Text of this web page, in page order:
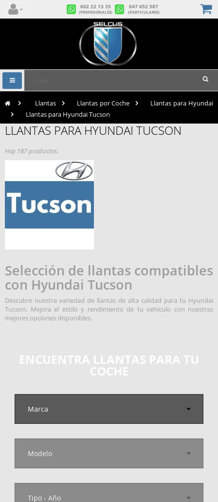
602 22 13 35
(PROFESIONALES)
647 652 587
(PARTICULARES)
Navegación
Toggle
Llantas Llantas por Coche
Llantas para Hyundai
Llantas para Hyundai Tucson
LLANTAS PARA HYUNDAI TUCSON
Hay 187 productos.
Selección de llantas compatibles
con Hyundai Tucson
Descubre nuestra variedad de llantas de alta calidad para tu Hyundai
Tucson. Mejora el estilo y rendimiento de tu vehículo con nuestras
mejores opciones disponibles.
ENCUENTRA LLANTAS PARA TU
COCHE
Marca
Modelo
Tipo - Año